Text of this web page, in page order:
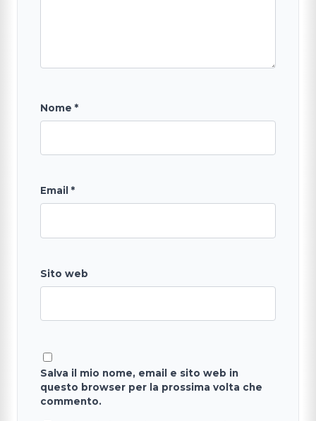
Nome *
Email *
Sito web
Salva il mio nome, email e sito web in
questo browser per la prossima volta che
commento.